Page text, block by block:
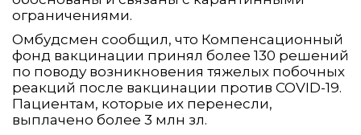
ограничениями.
Омбудсмен сообщил, что Компенсационный
фонд вакцинации принял более 130 решений
по поводу возникновения тяжелых побочных
реакций после вакцинации против COVID-19.
Пациентам, которые их перенесли,
выплачено более 3 млн зл.